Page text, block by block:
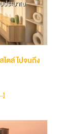
ตล์ ไปจนถึง